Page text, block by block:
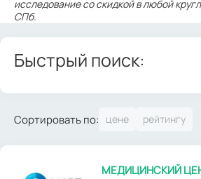
исследование со скидкой в любой
СПб.
Быстрый поиск:
Сортировать по:
МЕДИЦИНСКИЙ